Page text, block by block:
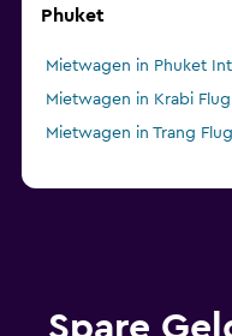
Phuket
Mietwagen in Phuket
Mietwagen in Krabi
Mietwagen in Trang
Spare